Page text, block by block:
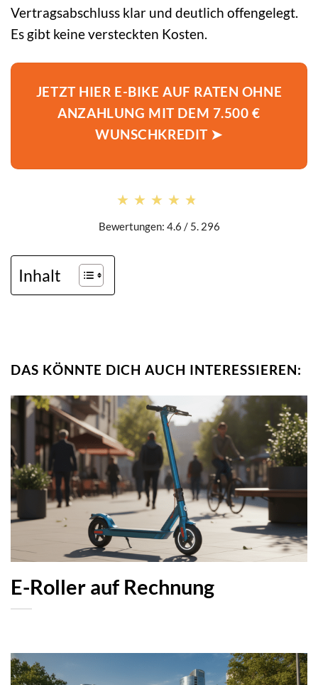
Vertragsabschluss klar und deutlich offengelegt.
Es gibt keine versteckten Kosten.
JETZT HIER E-BIKE AUF RATEN OHNE
ANZAHLUNG MIT DEM 7.500 €
WUNSCHKREDIT ➤
★★★★★
★★★★★
Bewertungen: 4.6 / 5. 296
Inhalt
DAS KÖNNTE DICH AUCH INTERESSIEREN:
E-Roller auf Rechnung